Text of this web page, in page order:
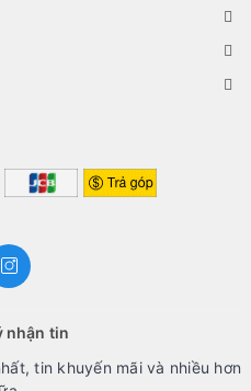
thoại gần đây, sửa chữa
pin, sửa chữa nút nguồn, sửa
nhận tin
tin khuyến mãi và nhiều hơn